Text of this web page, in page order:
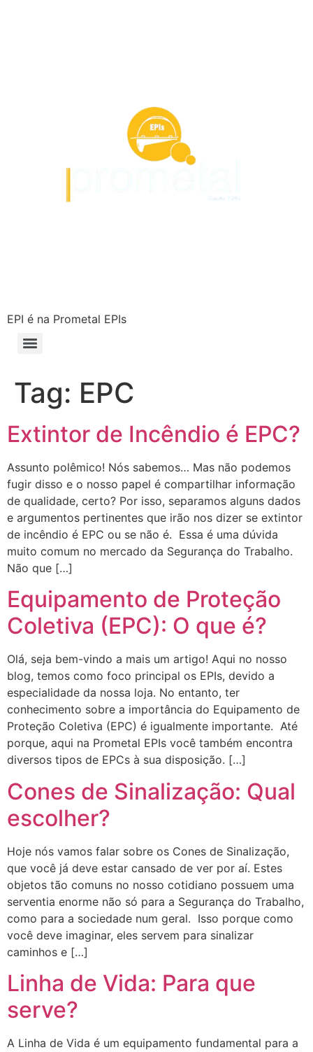
EPI é na Prometal EPIs
Tag: EPC
Extintor de Incêndio é EPC?
Assunto polêmico! Nós sabemos… Mas não podemos
fugir disso e o nosso papel é compartilhar informação
de qualidade, certo? Por isso, separamos alguns dados
e argumentos pertinentes que irão nos dizer se extintor
de incêndio é EPC ou se não é. Essa é uma dúvida
muito comum no mercado da Segurança do Trabalho.
Não que […]
Equipamento de Proteção
Coletiva (EPC): O que é?
Olá, seja bem-vindo a mais um artigo! Aqui no nosso
blog, temos como foco principal os EPIs, devido a
especialidade da nossa loja. No entanto, ter
conhecimento sobre a importância do Equipamento de
Proteção Coletiva (EPC) é igualmente importante. Até
porque, aqui na Prometal EPIs você também encontra
diversos tipos de EPCs à sua disposição. […]
Cones de Sinalização: Qual
escolher?
Hoje nós vamos falar sobre os Cones de Sinalização,
que você já deve estar cansado de ver por aí. Estes
objetos tão comuns no nosso cotidiano possuem uma
serventia enorme não só para a Segurança do Trabalho,
como para a sociedade num geral. Isso porque como
você deve imaginar, eles servem para sinalizar
caminhos e […]
Linha de Vida: Para que
serve?
A Linha de Vida é um equipamento fundamental para a